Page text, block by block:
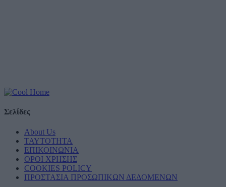
Σελίδες
About Us
ΤΑΥΤΟΤΗΤΑ
ΕΠΙΚΟΙΝΩΝΙΑ
ΟΡΟΙ ΧΡΗΣΗΣ
COOKIES POLICY
ΠΡΟΣΤΑΣΙΑ ΠΡΟΣΩΠΙΚΩΝ ΔΕΔΟΜΕΝΩΝ